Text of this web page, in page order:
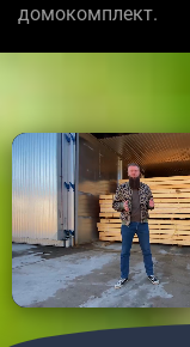
домокомплект.